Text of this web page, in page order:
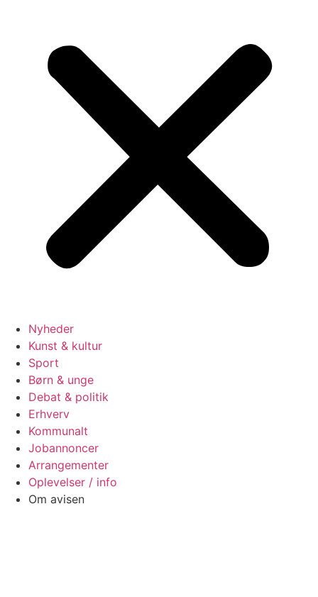
Nyheder
Kunst & kultur
Sport
Børn & unge
Debat & politik
Erhverv
Kommunalt
Jobannoncer
Arrangementer
Oplevelser / info
Om avisen